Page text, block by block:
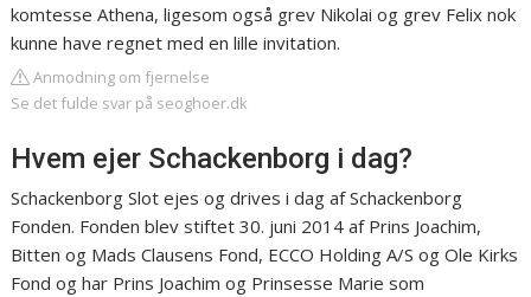
komtesse Athena, ligesom også grev Nikolai og grev Felix nok
kunne have regnet med en lille invitation.
Anmodning om fjernelse
Se det fulde svar på seoghoer.dk
Hvem ejer Schackenborg i dag?
Schackenborg Slot ejes og drives i dag af Schackenborg
Fonden. Fonden blev stiftet 30. juni 2014 af Prins Joachim,
Bitten og Mads Clausens Fond, ECCO Holding A/S og Ole Kirks
Fond og har Prins Joachim og Prinsesse Marie som